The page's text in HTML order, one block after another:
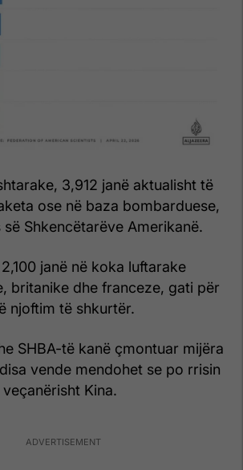
3,912 janë aktualisht të
ose në baza bombarduese,
së Shkencëtarëve Amerikanë.
janë në koka luftarake
britanike dhe franceze, gati për
njoftim të shkurtër.
SHBA-të kanë çmontuar mijëra
vende mendohet se po rrisin
Kina.